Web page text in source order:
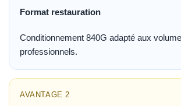
Format restauration
Conditionnement 840G adapté aux
professionnels.
AVANTAGE 2